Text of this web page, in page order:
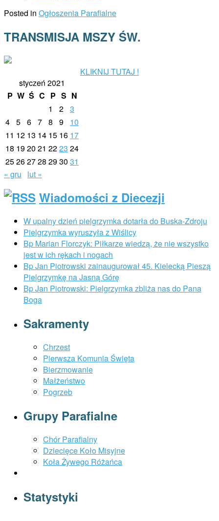
Posted in Ogłoszenia Parafialne
TRANSMISJA MSZY ŚW.
KLIKNIJ TUTAJ !
styczeń 2021
P W Ś C P S N
1
2 3
4 5 6 7 8 9
10
11 12 13 14 15 16 17
18 1920 21 2223 24
25262728 2930 31
« gru
lut »
Wiadomości z Diecezji
W upalny dzień pielgrzymka dotarła do Buska-Zdroju
Pielgrzymka wyruszyła z Wiślicy
Bp Marian Florczyk: Piłkarze wiedzą, że nie wszystko
jest w ich rękach i nogach
Bp Jan Piotrowski zainaugurował 45. Kielecką Pieszą
Pielgrzymkę na Jasną Górę
Bp Jan Piotrowski: Pielgrzymka zbliża nas do Pana
Boga
Sakramenty
Chrzest
Pierwsza Komunia Święta
Bierzmowanie
Małżeństwo
Pogrzeb
Grupy Parafialne
Chór Parafialny
Dziecięce Koło Misyjne
Koła Żywego Różańca
Statystyki